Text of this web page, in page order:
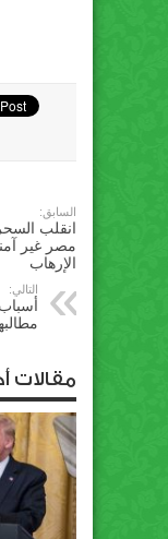
السابق:
انقلب
مصر غير
الإرهاب
التالي:
مقالات